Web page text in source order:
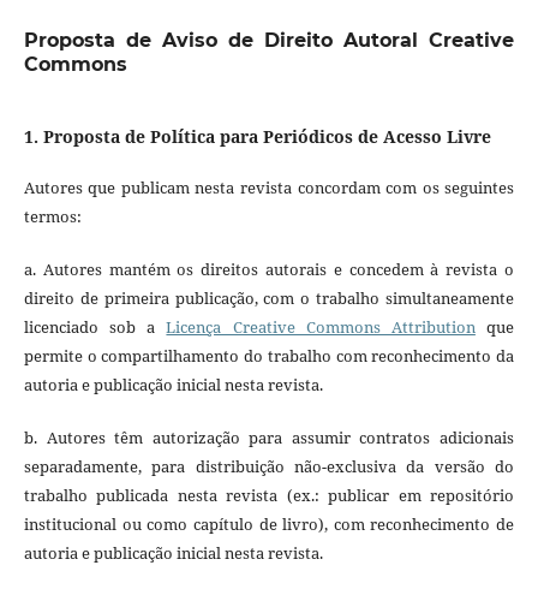
Proposta de Aviso de Direito Autoral Creative
Commons
1. Proposta de Política para Periódicos de Acesso Livre
Autores que publicam nesta revista concordam com os seguintes
termos:
a. Autores mantém os direitos autorais e concedem à revista o
direito de primeira publicação, com o trabalho simultaneamente
licenciado sob aLicença Creative Commons Attributionque
permite o compartilhamento do trabalho com reconhecimento da
autoria e publicação inicial nesta revista.
b. Autores têm autorização para assumir contratos adicionais
separadamente, para distribuição não-exclusiva da versão do
trabalho publicada nesta revista (ex.: publicar em repositório
institucional ou como capítulo de livro), com reconhecimento de
autoria e publicação inicial nesta revista.